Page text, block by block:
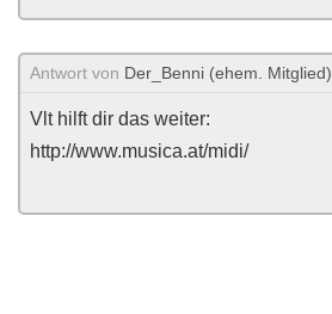
Antwort von Der_Benni (ehem. Mitglied)
Vlt hilft dir das weiter:
http://www.musica.at/midi/